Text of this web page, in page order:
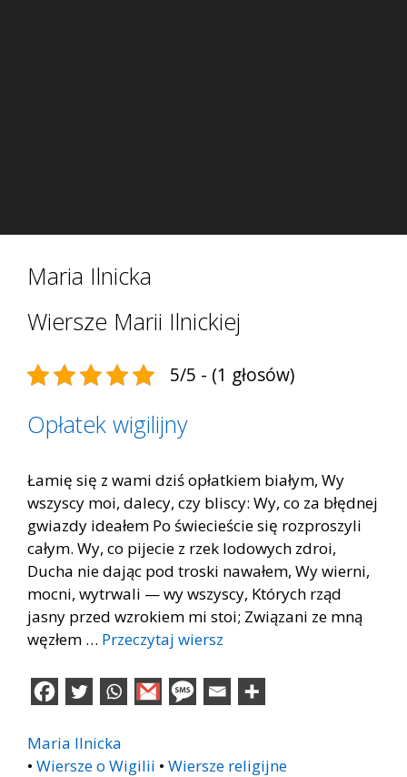
Maria Ilnicka
Wiersze Marii Ilnickiej
5/5 - (1 głosów)
Opłatek wigilijny
Łamię się z wami dziś opłatkiem białym, Wy
wszyscy moi, dalecy, czy bliscy: Wy, co za błędnej
gwiazdy ideałem Po świecieście się rozproszyli
całym. Wy, co pijecie z rzek lodowych zdroi,
Ducha nie dając pod troski nawałem, Wy wierni,
mocni, wytrwali — wy wszyscy, Których rząd
jasny przed wzrokiem mi stoi; Związani ze mną
węzłem … Przeczytaj wiersz
Maria Ilnicka
• Wiersze o Wigilii • Wiersze religijne